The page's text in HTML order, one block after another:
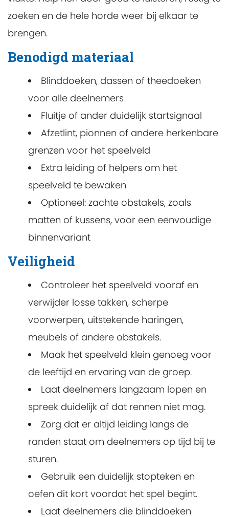
zoeken en de hele horde weer bij elkaar te
brengen.
Benodigd materiaal
Blinddoeken, dassen of theedoeken
voor alle deelnemers
Fluitje of ander duidelijk startsignaal
Afzetlint, pionnen of andere herkenbare
grenzen voor het speelveld
Extra leiding of helpers om het
speelveld te bewaken
Optioneel: zachte obstakels, zoals
matten of kussens, voor een eenvoudige
binnenvariant
Veiligheid
Controleer het speelveld vooraf en
verwijder losse takken, scherpe
voorwerpen, uitstekende haringen,
meubels of andere obstakels.
Maak het speelveld klein genoeg voor
de leeftijd en ervaring van de groep.
Laat deelnemers langzaam lopen en
spreek duidelijk af dat rennen niet mag.
Zorg dat er altijd leiding langs de
randen staat om deelnemers op tijd bij te
sturen.
Gebruik een duidelijk stopteken en
oefen dit kort voordat het spel begint.
Laat deelnemers die blinddoeken